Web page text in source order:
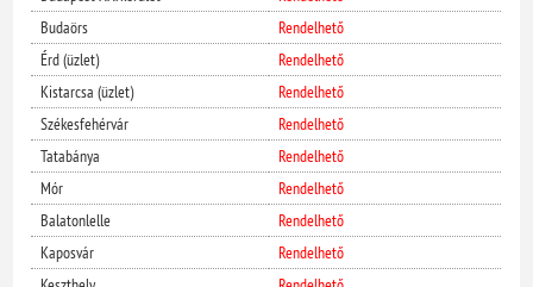
Budaörs
Rendelhető
Érd (üzlet)
Rendelhető
Kistarcsa (üzlet)
Rendelhető
Székesfehérvár
Rendelhető
Tatabánya
Rendelhető
Mór
Rendelhető
Balatonlelle
Rendelhető
Kaposvár
Rendelhető